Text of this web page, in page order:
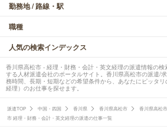
勤務地 / 路線・駅
職種
人気の検索インデックス
香川県高松市 - 経理・財務・会計・英文経理の派遣情報の
する人材派遣会社のポータルサイト。香川県高松市の派遣/
務時間、長期・短期などの希望条件から、あなたにピッタ
経理）のお仕事を探せます。
派遣TOP 中国・四国 香川県 香川県高松市 香川県高松
市 経理・財務・会計・英文経理の派遣の仕事一覧